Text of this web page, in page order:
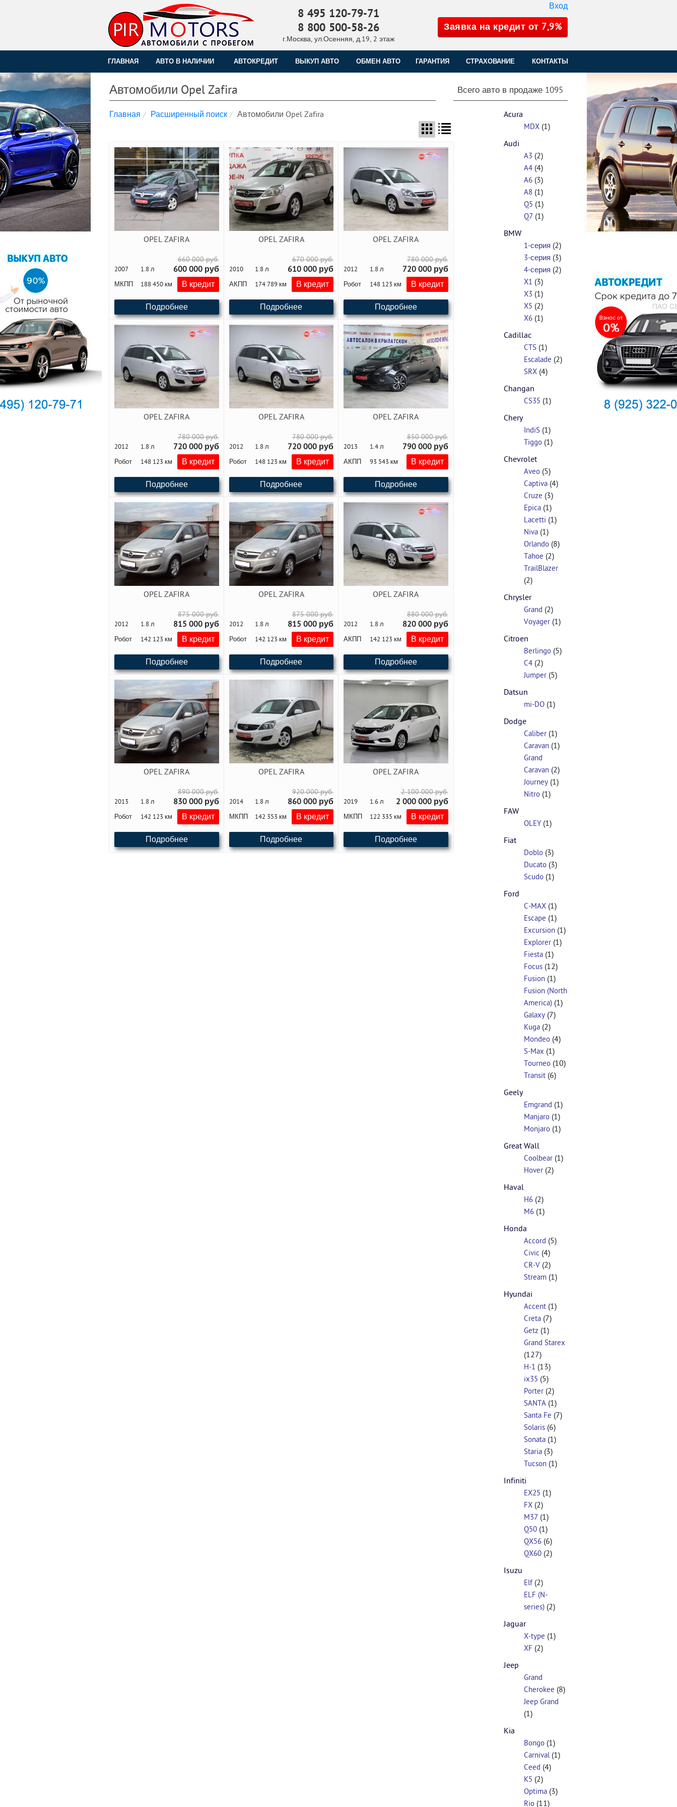
8 495 120-79-71
8 800 500-58-26
г.Москва, ул.Осенняя, д.19, 2 этаж
Вход
Заявка на кредит от 7,9%
ГЛАВНАЯ АВТО В НАЛИЧИИ АВТОКРЕДИТ ВЫКУП АВТО ОБМЕН АВТО ГАРАНТИЯ СТРАХОВАНИЕ КОНТАКТЫ
Автомобили Opel Zafira
Главная Расширенный поиск Автомобили Opel Zafira
OPEL ZAFIRA
660 000 руб.
2007 1.8 л 600 000 руб
МКПП 188 450 км В кредит
Подробнее
OPEL ZAFIRA
670 000 руб.
2010 1.8 л 610 000 руб
АКПП 174 789 км В кредит
Подробнее
OPEL ZAFIRA
780 000 руб.
2012 1.8 л 720 000 руб
Робот 148 123 км В кредит
Подробнее
OPEL ZAFIRA
780 000 руб.
2012 1.8 л 720 000 руб
Робот 148 123 км В кредит
Подробнее
OPEL ZAFIRA
780 000 руб.
2012 1.8 л 720 000 руб
Робот 148 123 км В кредит
Подробнее
OPEL ZAFIRA
850 000 руб.
2013 1.4 л 790 000 руб
АКПП 93 543 км В кредит
Подробнее
OPEL ZAFIRA
875 000 руб.
2012 1.8 л 815 000 руб
Робот 142 123 км В кредит
Подробнее
OPEL ZAFIRA
875 000 руб.
2012 1.8 л 815 000 руб
Робот 142 123 км В кредит
Подробнее
OPEL ZAFIRA
880 000 руб.
2012 1.8 л 820 000 руб
АКПП 142 123 км В кредит
Подробнее
OPEL ZAFIRA
890 000 руб.
2013 1.8 л 830 000 руб
Робот 142 123 км В кредит
Подробнее
OPEL ZAFIRA
920 000 руб.
2014 1.8 л 860 000 руб
МКПП 142 353 км В кредит
Подробнее
OPEL ZAFIRA
2 100 000 руб.
2019 1.6 л 2 000 000 руб
МКПП 122 335 км В кредит
Подробнее
Всего авто в продаже 1095
Acura
MDX(1)
Audi
A3 (2)
A4(4)
A6(3)
A8 (1)
Q5 (1)
Q7(1)
BMW
1-серия (2)
3-серия (3)
4-серия (2)
X1 (3)
X3 (1)
X5 (2)
X6(1)
Cadillac
CTS(1)
Escalade (2)
SRX(4)
Changan
CS35 (1)
Chery
IndiS(1)
Tiggo(1)
Chevrolet
Aveo(5)
Captiva(4)
Cruze (3)
Epica(1)
Lacetti (1)
Niva(1)
Orlando(8)
Tahoe (2)
TrailBlazer
(2)
Chrysler
Grand (2)
Voyager(1)
Citroen
Berlingo(5)
C4(2)
Jumper(5)
Datsun
mi-DO(1)
Dodge
Caliber(1)
Caravan(1)
Grand
Caravan(2)
Journey(1)
Nitro(1)
FAW
OLEY(1)
Fiat
Doblo(3)
Ducato(3)
Scudo(1)
Ford
C-MAX(1)
Escape (1)
Excursion(1)
Explorer(1)
Fiesta(1)
Focus(12)
Fusion(1)
Fusion (North
America)(1)
Galaxy(7)
Kuga(2)
Mondeo(4)
S-Max (1)
Tourneo(10)
Transit(6)
Geely
Emgrand (1)
Manjaro(1)
Monjaro(1)
Great Wall
Coolbear(1)
Hover(2)
Haval
H6(2)
M6(1)
Honda
Accord (5)
Civic (4)
CR-V(2)
Stream(1)
Hyundai
Accent(1)
Creta(7)
Getz (1)
Grand Starex
(127)
H-1 (13)
ix35 (5)
Porter(2)
SANTA(1)
Santa Fe (7)
Solaris(6)
Sonata(1)
Staria(3)
Tucson(1)
Infiniti
EX25 (1)
FX(2)
M37(1)
Q50(1)
QX56(6)
QX60(2)
Isuzu
Elf(2)
ELF (N-
series)(2)
Jaguar
X-type (1)
XF (2)
Jeep
Grand
Cherokee (8)
Jeep Grand
(1)
Kia
Bongo(1)
Carnival(1)
Ceed (4)
K5 (2)
Optima(3)
Rio(11)